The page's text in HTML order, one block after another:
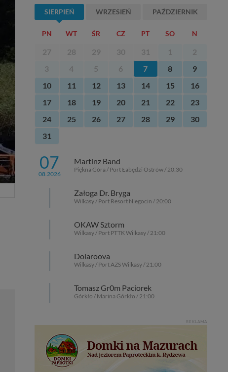
SIERPIEŃ WRZESIEŃ PAŹDZIERNIK
PN WT ŚR CZ PT SO N
27 28 29 30 31 1
2
3
4 5 6 7 8
9
10
11 12 13 14 15
16
17
18 19 20 21 22
23
24
25 26 27 28 29
30
31
07
08.2026
Martinz Band
Piękna Góra / Port Łabędzi Ostrów / 20:30
Załoga Dr. Bryga
Wilkasy / Port Resort Niegocin / 20:00
OKAW Sztorm
Wilkasy / Port PTTK Wilkasy / 21:00
Dolaroova
Wilkasy / Port AZS Wilkasy / 21:00
Tomasz Gr0m Paciorek
Górkło / Marina Górkło / 21:00
REKLAMA